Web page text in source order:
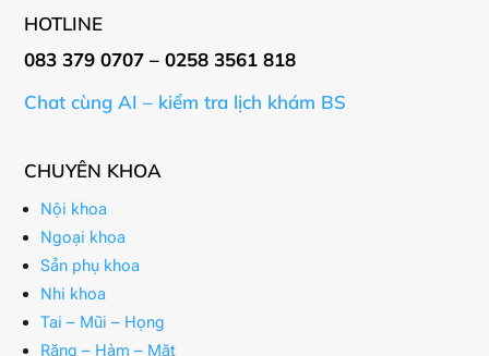
HOTLINE
083 379 0707 – 0258 3561 818
Chat cùng AI – kiểm tra lịch khám BS
CHUYÊN KHOA
Nội khoa
Ngoại khoa
Sản phụ khoa
Nhi khoa
Tai – Mũi – Họng
Răng – Hàm – Mặt